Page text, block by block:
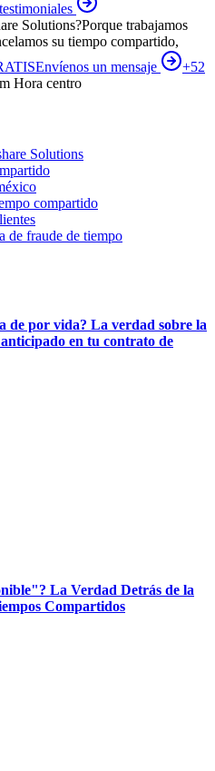
Solutions?Porque trabajamos
su tiempo compartido,
Envíenos un mensaje
+52
Hora centro
Solutions
compartido
de fraude de tiempo
de por vida? La verdad sobre la
en tu contrato de
La Verdad Detrás de la
Compartidos